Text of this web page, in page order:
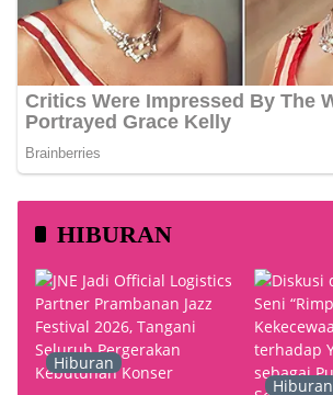
HIBURAN
Hiburan
Hiburan